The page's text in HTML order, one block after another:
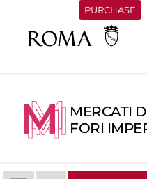
PURCHASE
MERCATI
FORI